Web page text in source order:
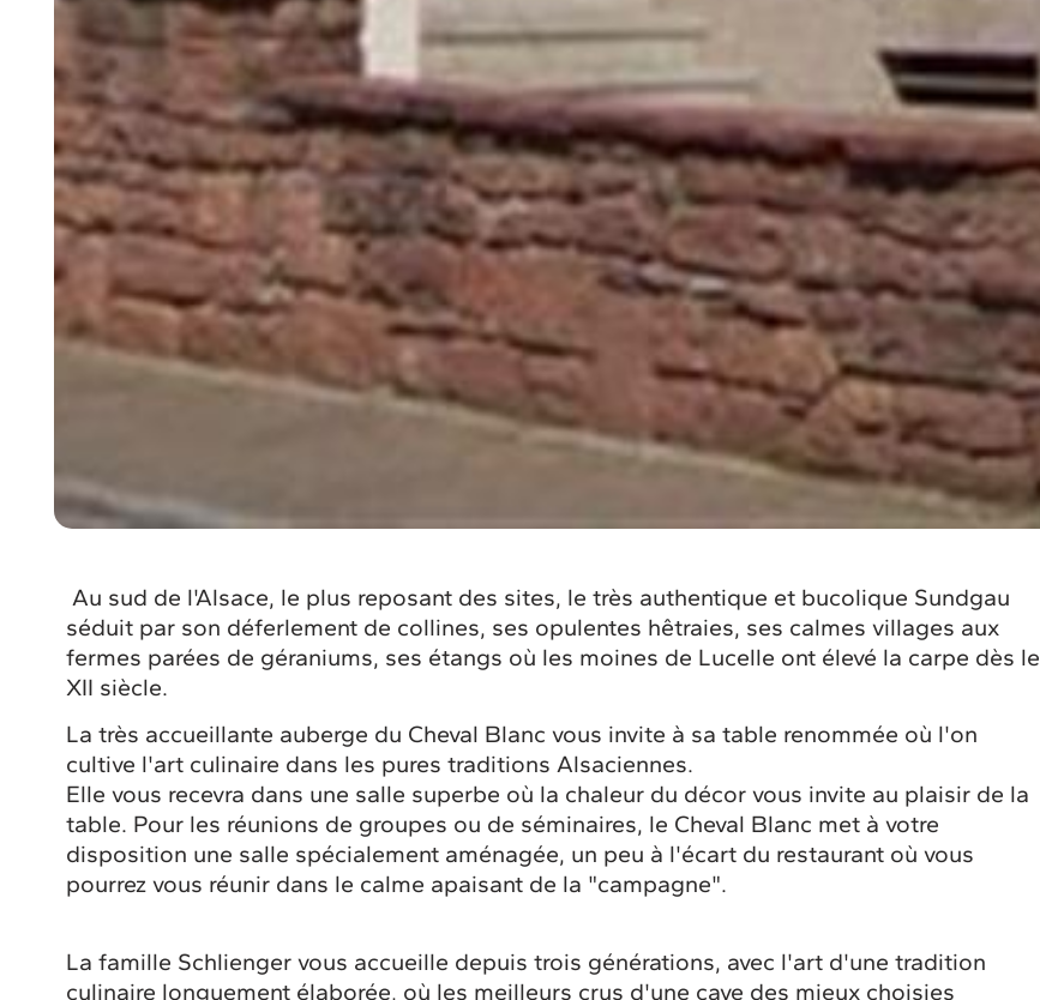
Au sud de l'Alsace, le plus reposant des sites, le très authentique et bucolique Sundgau
séduit par son déferlement de collines, ses opulentes hêtraies, ses calmes villages aux
fermes parées de géraniums, ses étangs où les moines de Lucelle ont élevé la carpe dès le
XII siècle.
La très accueillante auberge du Cheval Blanc vous invite à sa table renommée où l'on
cultive l'art culinaire dans les pures traditions Alsaciennes.
Elle vous recevra dans une salle superbe où la chaleur du décor vous invite au plaisir de la
table. Pour les réunions de groupes ou de séminaires, le Cheval Blanc met à votre
disposition une salle spécialement aménagée, un peu à l'écart du restaurant où vous
pourrez vous réunir dans le calme apaisant de la "campagne".
La famille Schlienger vous accueille depuis trois générations, avec l'art d'une tradition
culinaire longuement élaborée, où les meilleurs crus d'une cave des mieux choisies